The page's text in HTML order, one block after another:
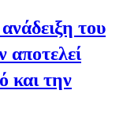
του
και την